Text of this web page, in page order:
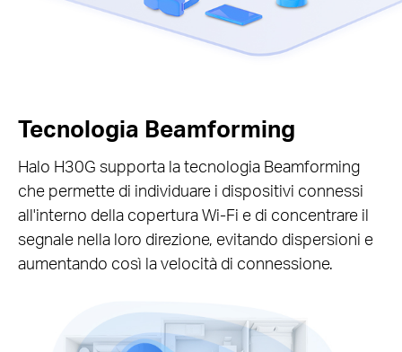
Tecnologia Beamforming
Halo H30G supporta la tecnologia Beamforming
che permette di individuare i dispositivi connessi
all'interno della copertura Wi-Fi e di concentrare il
segnale nella loro direzione, evitando dispersioni e
aumentando così la velocità di connessione.